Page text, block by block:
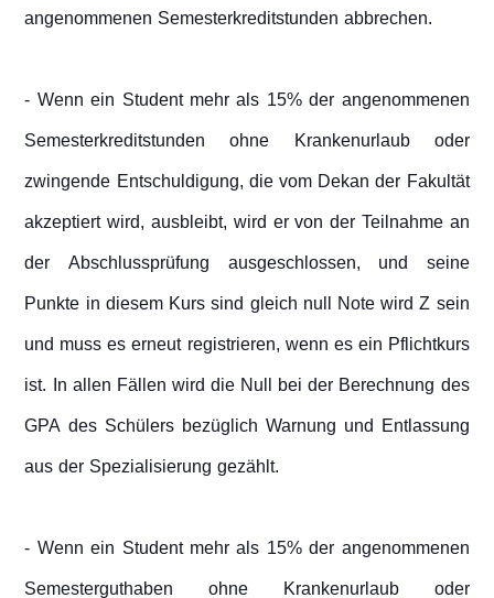
angenommenen Semesterkreditstunden abbrechen.
- Wenn ein Student mehr als 15% der angenommenen
Semesterkreditstunden ohne Krankenurlaub oder
zwingende Entschuldigung, die vom Dekan der Fakultät
akzeptiert wird, ausbleibt, wird er von der Teilnahme an
der Abschlussprüfung ausgeschlossen, und seine
Punkte in diesem Kurs sind gleich null Note wird Z sein
und muss es erneut registrieren, wenn es ein Pflichtkurs
ist. In allen Fällen wird die Null bei der Berechnung des
GPA des Schülers bezüglich Warnung und Entlassung
aus der Spezialisierung gezählt.
- Wenn ein Student mehr als 15% der angenommenen
Semesterguthaben ohne Krankenurlaub oder